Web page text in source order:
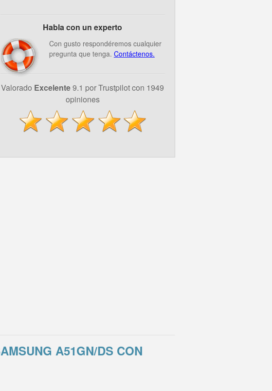
Habla con un experto
Con gusto respondéremos cualquier
pregunta que tenga. Contáctenos.
Valorado Excelente9.1 por Trustpilot con 1949
opiniones
A51GN/DS CON